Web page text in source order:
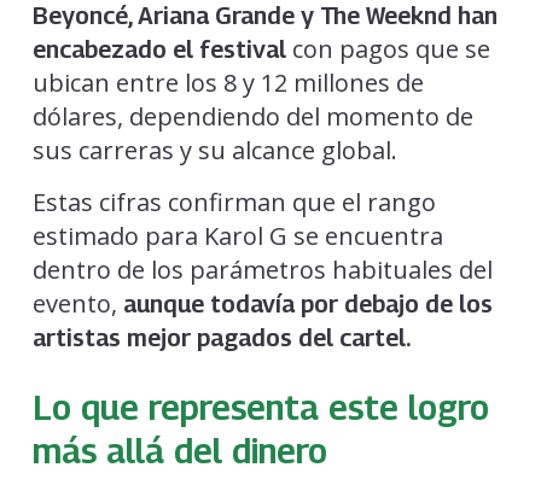
Beyoncé, Ariana Grande y The Weeknd han
encabezado el festival con pagos que se
ubican entre los 8 y 12 millones de
dólares, dependiendo del momento de
sus carreras y su alcance global.
Estas cifras confirman que el rango
estimado para Karol G se encuentra
dentro de los parámetros habituales del
evento, aunque todavía por debajo de los
artistas mejor pagados del cartel.
Lo que representa este logro
más allá del dinero